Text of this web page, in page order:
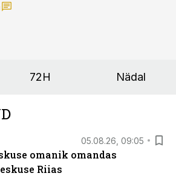
72H Nädal
05.08.26, 09:05
omanik omandas
Riias